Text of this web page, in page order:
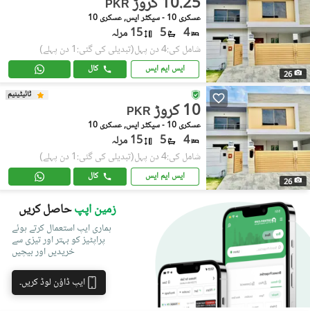
26
PKR
عسکری 10 - سیکٹر ایس, عسکری 10
4
5 15 مرلہ
شامل کی:4 دن پہل (تبدیلی کی گئی:1 دن پہلے)
ایس ایم ایس کال
26
ٹائیٹینیم
PKR 10 کروڑ
عسکری 10 - سیکٹر ایس, عسکری 10
4
5 15 مرلہ
شامل کی:4 دن پہل (تبدیلی کی گئی:1 دن پہلے)
ایس ایم ایس کال
زمین اپپحاصل کریں
ہماری ایپ استعمال کرتے ہوئے
پراپٹیز کو بہتر اور تیزی سے
خریدیں اور بیچیں
ایپ ڈاؤن لوڈ کریں۔